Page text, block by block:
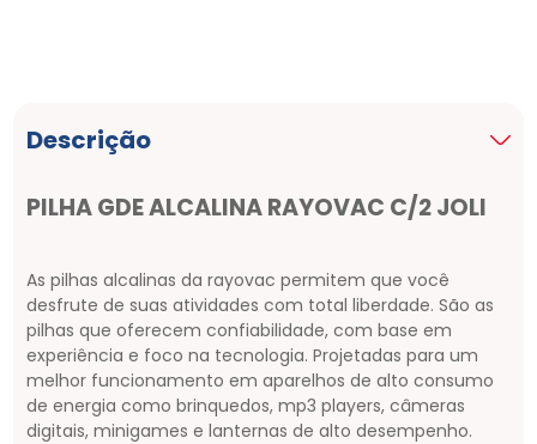
Descrição
PILHA GDE ALCALINA RAYOVAC C/2 JOLI
As pilhas alcalinas da rayovac permitem que você
desfrute de suas atividades com total liberdade. São as
pilhas que oferecem confiabilidade, com base em
experiência e foco na tecnologia. Projetadas para um
melhor funcionamento em aparelhos de alto consumo
de energia como brinquedos, mp3 players, câmeras
digitais, minigames e lanternas de alto desempenho.